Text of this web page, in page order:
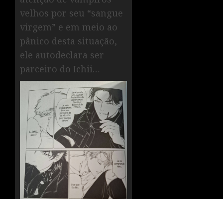
velhos por seu “sangue
virgem” e em meio ao
pânico desta situação,
ele autodeclara ser
parceiro do Ichii…